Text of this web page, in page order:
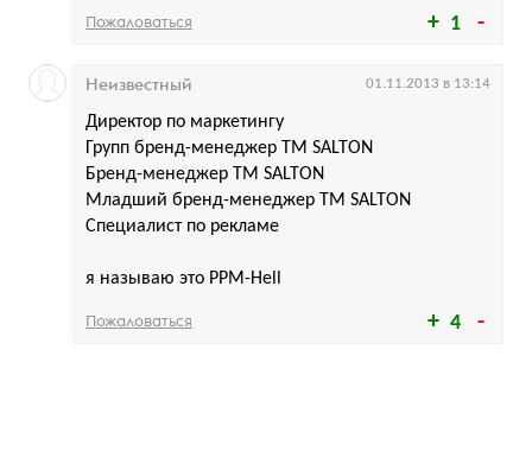
1
Пожаловаться
4
Директор по маркетингу
Групп бренд-менеджер ТМ SALTON
Бренд-менеджер ТМ SALTON
Младший бренд-менеджер ТМ SALTON
Специалист по рекламе
я называю это PPM-Hell
Неизвестный 01.11.2013 в 13:14
Пожаловаться